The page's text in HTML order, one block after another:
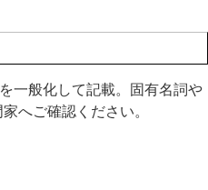
一般化して記載。固有名詞や
へご確認ください。